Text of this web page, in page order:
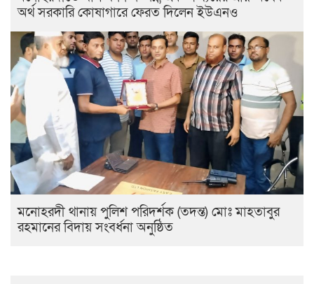
অর্থ সরকারি কোষাগারে ফেরত দিলেন ইউএনও
মনোহরদী থানায় পুলিশ পরিদর্শক (তদন্ত) মোঃ মাহতাবুর
রহমানের বিদায় সংবর্ধনা অনুষ্ঠিত